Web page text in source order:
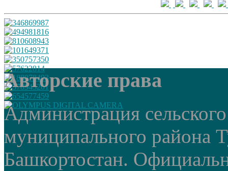
Авторские права
Администрация
муниципального района
Башкортостан.